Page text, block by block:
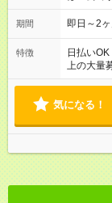
期間 即日～2
特徴 日払いOK
上の大量
気になる！